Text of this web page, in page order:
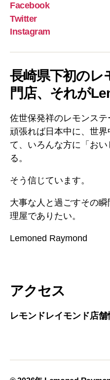
Facebook
Twitter
Instagram
長崎県下初のレ
門店、それが
佐世保発祥のレモンス
頑張れば日本中に、世
て、いろんな方に「お
る。
そう信じています。
大事な人と過ごすその
理屋でありたい。
Lemoned Raymond
アクセス
レモンドレイモンド店舗